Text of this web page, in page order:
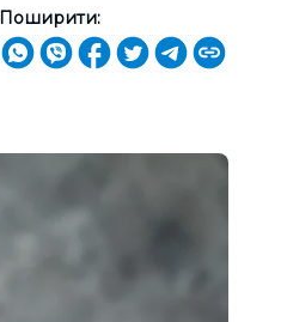
Поширити: